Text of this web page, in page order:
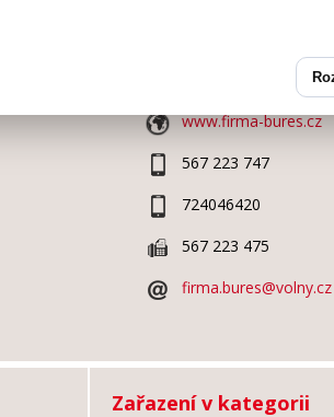
TELČ
(okres
www.firma-bures.cz
567 223 747
724046420
567 223 475
firma.bures@volny.cz
Zařazení v kategorii